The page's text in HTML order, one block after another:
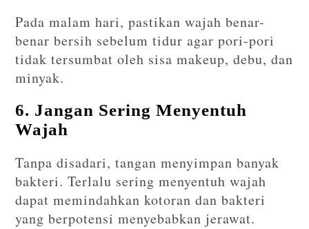
Pada malam hari, pastikan wajah benar-
benar bersih sebelum tidur agar pori-pori
tidak tersumbat oleh sisa makeup, debu, dan
minyak.
6. Jangan Sering Menyentuh
Wajah
Tanpa disadari, tangan menyimpan banyak
bakteri. Terlalu sering menyentuh wajah
dapat memindahkan kotoran dan bakteri
yang berpotensi menyebabkan jerawat.